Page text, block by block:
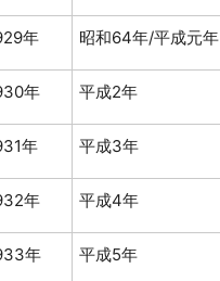
年 昭和64年/平成元年
年 平成2年
年 平成3年
年 平成4年
年 平成5年